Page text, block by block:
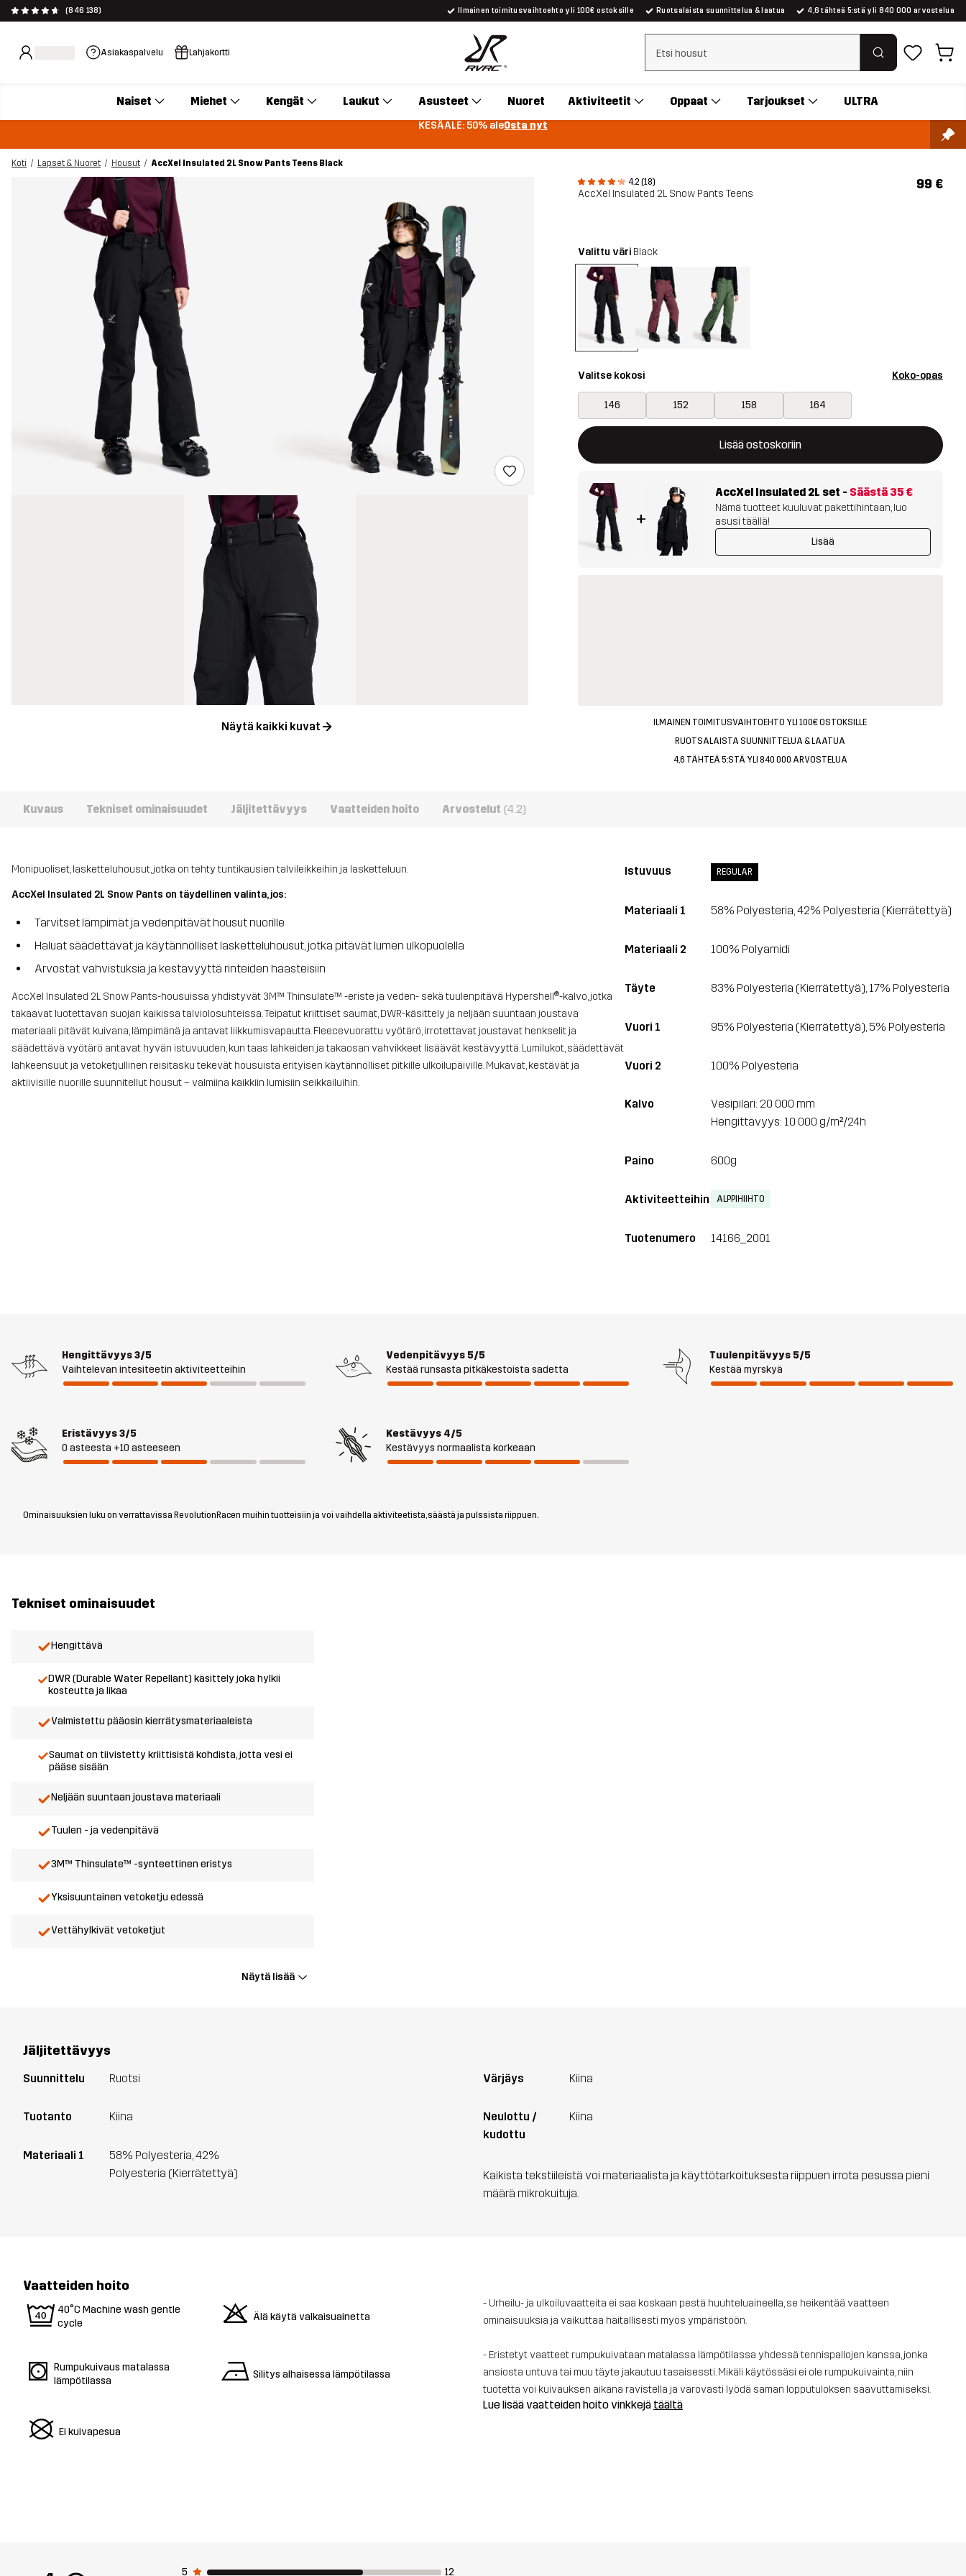
(846 138) Ilmainen toimitusvaihtoehto yli 100€ ostoksille Ruotsalaista suunnittelua & laatua 4,6 tähteä 5:stä yli 840 000 arvostelua
Asiakaspalvelu Lahjakortti Tyhjennä haku
Naiset Miehet Kengät Laukut Asusteet Nuoret Aktiviteetit Oppaat Tarjoukset ULTRA
KESÄALE: 50% aleOsta nyt
Koti Lapset & Nuoret Housut
AccXel Insulated 2L Snow Pants Teens Black
4.2 (18)
AccXel Insulated 2L Snow Pants Teens
99 €
Näytä kaikki kuvat
Valittu väri Black
Valitse kokosi Koko-opas
146 152 158 164
Lisää ostoskoriin
Tämä painike avaa ikkunan, joka vahvistaa uuden tuotteen ostoskorissa
{{size}} ei saatavilla
+
AccXel Insulated 2L set - Säästä 35 €
Nämä tuotteet kuuluvat pakettihintaan, luo
asusi täällä!
Lisää
ILMAINEN TOIMITUSVAIHTOEHTO YLI 100€ OSTOKSILLE
RUOTSALAISTA SUUNNITTELUA & LAATUA
4,6 TÄHTEÄ 5:STÄ YLI 840 000 ARVOSTELUA
Kuvaus Tekniset ominaisuudet Jäljitettävyys Vaatteiden hoito Arvostelut (4.2)
Monipuoliset, lasketteluhousut, jotka on tehty tuntikausien talvileikkeihin ja lasketteluun.
AccXel Insulated 2L Snow Pants on täydellinen valinta, jos:
Tarvitset lämpimät ja vedenpitävät housut nuorille
Haluat säädettävät ja käytännölliset lasketteluhousut, jotka pitävät lumen ulkopuolella
Arvostat vahvistuksia ja kestävyyttä rinteiden haasteisiin
AccXel Insulated 2L Snow Pants-housuissa yhdistyvät 3M™ Thinsulate™ -eriste ja veden- sekä tuulenpitävä Hypershell®-kalvo, jotka
takaavat luotettavan suojan kaikissa talviolosuhteissa. Teipatut kriittiset saumat, DWR-käsittely ja neljään suuntaan joustava
materiaali pitävät kuivana, lämpimänä ja antavat liikkumisvapautta. Fleecevuorattu vyötärö, irrotettavat joustavat henkselit ja
säädettävä vyötärö antavat hyvän istuvuuden, kun taas lahkeiden ja takaosan vahvikkeet lisäävät kestävyyttä. Lumilukot, säädettävät
lahkeensuut ja vetoketjullinen reisitasku tekevät housuista erityisen käytännölliset pitkille ulkoilupäiville. Mukavat, kestävät ja
aktiivisille nuorille suunnitellut housut – valmiina kaikkiin lumisiin seikkailuihin.
Istuvuus REGULAR
Materiaali 1 58% Polyesteria, 42% Polyesteria (Kierrätettyä)
Materiaali 2 100% Polyamidi
Täyte 83% Polyesteria (Kierrätettyä), 17% Polyesteria
Vuori 1 95% Polyesteria (Kierrätettyä), 5% Polyesteria
Vuori 2 100% Polyesteria
Kalvo
Vesipilari: 20 000 mm
Hengittävyys: 10 000 g/m²/24h
Paino 600g
Aktiviteetteihin ALPPIHIIHTO
Tuotenumero 14166_2001
Hengittävyys3/5
Vaihtelevan intesiteetin aktiviteetteihin
Vedenpitävyys 5/5
Kestää runsasta pitkäkestoista sadetta
Tuulenpitävyys 5/5
Kestää myrskyä
Eristävyys3/5
0 asteesta +10 asteeseen
Kestävyys 4/5
Kestävyys normaalista korkeaan
Ominaisuuksien luku on verrattavissa RevolutionRacen muihin tuotteisiin ja voi vaihdella aktiviteetista, säästä ja pulssista riippuen.
Tekniset ominaisuudet
Hengittävä
DWR (Durable Water Repellant) käsittely joka hylkii
kosteutta ja likaa
Valmistettu pääosin kierrätysmateriaaleista
Saumat on tiivistetty kriittisistä kohdista, jotta vesi ei
pääse sisään
Neljään suuntaan joustava materiaali
Tuulen - ja vedenpitävä
3M™ Thinsulate™ -synteettinen eristys
Yksisuuntainen vetoketju edessä
Vettähylkivät vetoketjut
Näytä lisää
Jäljitettävyys
Suunnittelu Ruotsi
Tuotanto Kiina
Materiaali 1
58% Polyesteria, 42%
Polyesteria (Kierrätettyä)
Värjäys Kiina
Neulottu /
kudottu
Kiina
Kaikista tekstiileistä voi materiaalista ja käyttötarkoituksesta riippuen irrota pesussa pieni
määrä mikrokuituja.
Vaatteiden hoito
9 40°C Machine wash gentle
cycle
o Älä käytä valkaisuainetta
s Rumpukuivaus matalassa
lämpötilassa
n Silitys alhaisessa lämpötilassa
U Ei kuivapesua
- Urheilu- ja ulkoiluvaatteita ei saa koskaan pestä huuhteluaineella, se heikentää vaatteen
ominaisuuksia ja vaikuttaa haitallisesti myös ympäristöön.
- Eristetyt vaatteet rumpukuivataan matalassa lämpötilassa yhdessä tennispallojen kanssa, jonka
ansiosta untuva tai muu täyte jakautuu tasaisessti. Mikäli käytössäsi ei ole rumpukuivainta, niin
tuotetta voi kuivauksen aikana ravistella ja varovasti lyödä saman lopputuloksen saavuttamiseksi.
Lue lisää vaatteiden hoito vinkkejä täältä
5 12